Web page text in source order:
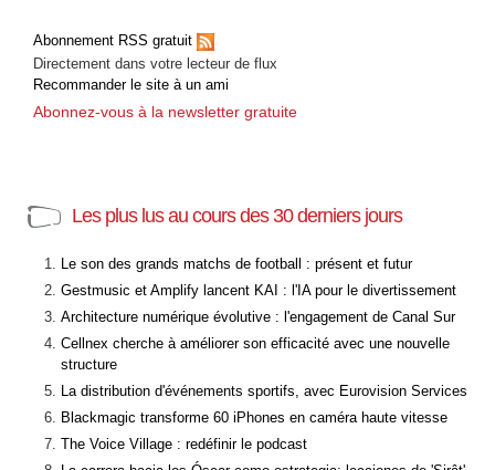
Abonnement RSS gratuit
Directement dans votre lecteur de flux
Recommander le site à un ami
Abonnez-vous à la newsletter gratuite
Les plus lus au cours des 30 derniers jours
Le son des grands matchs de football : présent et futur
Gestmusic et Amplify lancent KAI : l'IA pour le divertissement
Architecture numérique évolutive : l'engagement de Canal Sur
Cellnex cherche à améliorer son efficacité avec une nouvelle
structure
La distribution d'événements sportifs, avec Eurovision Services
Blackmagic transforme 60 iPhones en caméra haute vitesse
The Voice Village : redéfinir le podcast